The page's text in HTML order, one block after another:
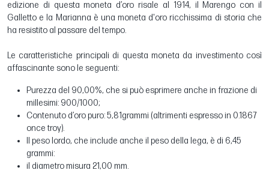
edizione di questa moneta d’oro risale al 1914, il Marengo con il
Galletto e la Marianna è una moneta d'oro ricchissima di storia che
ha resistito al passare del tempo.
Le caratteristiche principali di questa moneta da investimento così
affascinante sono le seguenti:
Purezza del 90,00%, che si può esprimere anche in frazione di
millesimi: 900/1000;
Contenuto d’oro puro: 5,81grammi (altrimenti espresso in 0.1867
once troy).
Il peso lordo, che include anche il peso della lega, è di 6,45
grammi:
il diametro misura 21,00 mm.